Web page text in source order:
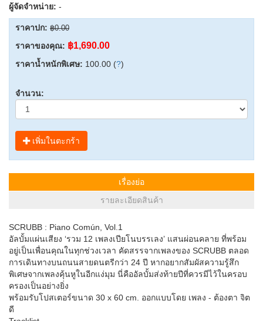
ผู้จัดจำหน่าย: -
ราคาปก: ฿0.00
ราคาของคุณ: ฿1,690.00
ราคาน้ำหนักพิเศษ: 100.00 (?)
จำนวน:
เพิ่มในตะกร้า
เรื่องย่อ
รายละเอียดสินค้า
SCRUBB : Piano Común, Vol.1
อัลบั้มแผ่นเสียง ‘รวม 12 เพลงเปียโนบรรเลง’ แสนผ่อนคลาย ที่พร้อม
อยู่เป็นเพื่อนคุณในทุกช่วงเวลา คัดสรรจากเพลงของ SCRUBB ตลอด
การเดินทางบนถนนสายดนตรีกว่า 24 ปี หากอยากสัมผัสความรู้สึก
พิเศษจากเพลงคุ้นหูในอีกแง่มุม นี่คืออัลบั้มส่งท้ายปีที่ควรมีไว้ในครอบ
ครองเป็นอย่างยิ่ง
พร้อมรับโปสเตอร์ขนาด 30 x 60 cm. ออกแบบโดย เพลง - ต้องตา จิต
ดี